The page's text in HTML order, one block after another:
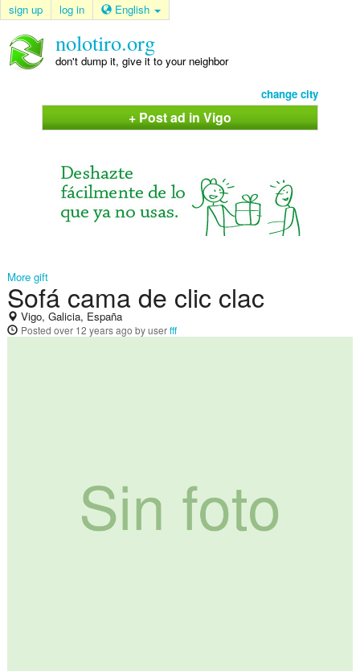
sign up log in English
nolotiro.org
don't dump it, give it to your neighbor
change city
+ Post ad in Vigo
More gift
Sofá cama de clic clac
Vigo, Galicia, España
Posted over 12 years ago by userfff